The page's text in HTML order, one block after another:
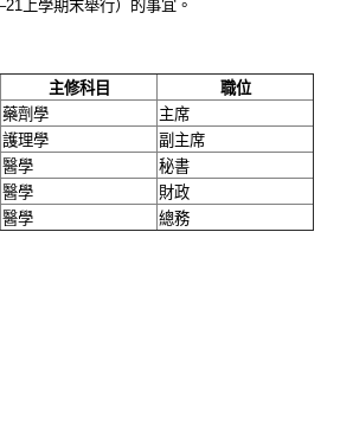
上學期末舉行）的事宜。
主修科目
職位
藥劑學
主席
護理學
副主席
醫學
秘書
醫學
財政
醫學 總務